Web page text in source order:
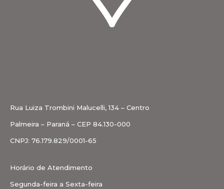
Rua Luiza Trombini Malucelli, 134 – Centro
Palmeira – Paraná – CEP 84.130-000
CNPJ: 76.179.829/0001-65
Horário de Atendimento
Segunda-feira a Sexta-feira